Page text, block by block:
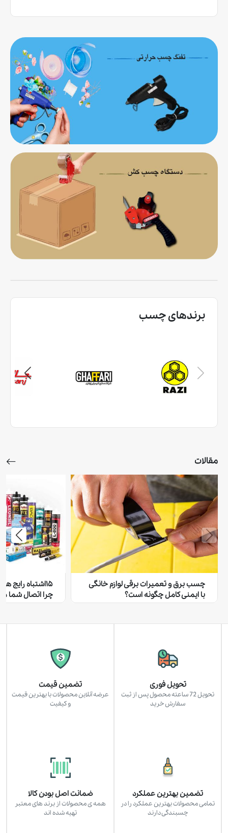
برندهای چسب
مقالات
چسب برق و تعمیرات برقی لوازم خانگی
با ایمنی کامل چگونه است؟
۱۵اشتباه رایج
چرا اتصال شما
تحویل فوری
تحویل 72 ساعته محصول پس از ثبت
سفارش خرید
تضمین قیمت
عرضه آنلاین محصولات با بهترین قیمت
و کیفیت
تضمین بهترین عملکرد
تمامی محصولات بهترین عملکرد را در
چسبندگی دارند
ضمانت اصل بودن کالا
همه ی محصولات از برند های معتبر
تهیه شده اند